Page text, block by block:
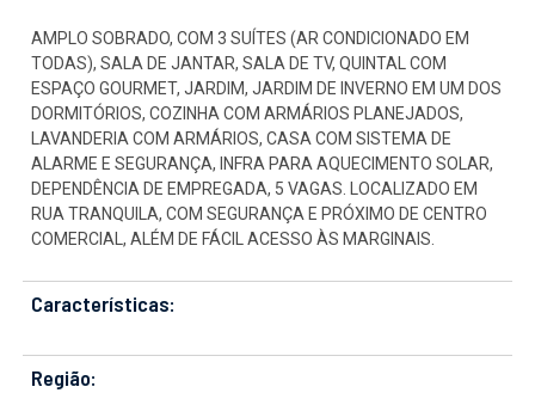
AMPLO SOBRADO, COM 3 SUÍTES (AR CONDICIONADO EM
TODAS), SALA DE JANTAR, SALA DE TV, QUINTAL COM
ESPAÇO GOURMET, JARDIM, JARDIM DE INVERNO EM UM DOS
DORMITÓRIOS, COZINHA COM ARMÁRIOS PLANEJADOS,
LAVANDERIA COM ARMÁRIOS, CASA COM SISTEMA DE
ALARME E SEGURANÇA, INFRA PARA AQUECIMENTO SOLAR,
DEPENDÊNCIA DE EMPREGADA, 5 VAGAS. LOCALIZADO EM
RUA TRANQUILA, COM SEGURANÇA E PRÓXIMO DE CENTRO
COMERCIAL, ALÉM DE FÁCIL ACESSO ÀS MARGINAIS.
Características:
Região: